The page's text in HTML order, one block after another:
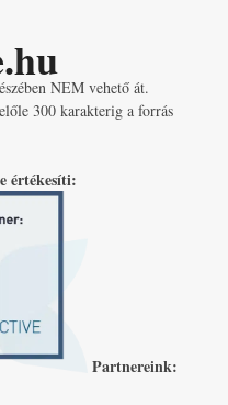
NEM vehető át.
300 karakterig a forrás
értékesíti:
Partnereink: